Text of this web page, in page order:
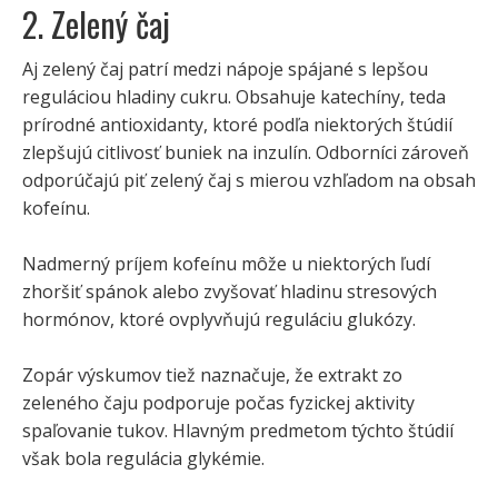
2. Zelený čaj
Aj zelený čaj patrí medzi nápoje spájané s lepšou
reguláciou hladiny cukru. Obsahuje katechíny, teda
prírodné antioxidanty, ktoré podľa niektorých štúdií
zlepšujú citlivosť buniek na inzulín. Odborníci zároveň
odporúčajú piť zelený čaj s mierou vzhľadom na obsah
kofeínu.
Nadmerný príjem kofeínu môže u niektorých ľudí
zhoršiť spánok alebo zvyšovať hladinu stresových
hormónov, ktoré ovplyvňujú reguláciu glukózy.
Zopár výskumov tiež naznačuje, že extrakt zo
zeleného čaju podporuje počas fyzickej aktivity
spaľovanie tukov. Hlavným predmetom týchto štúdií
však bola regulácia glykémie.